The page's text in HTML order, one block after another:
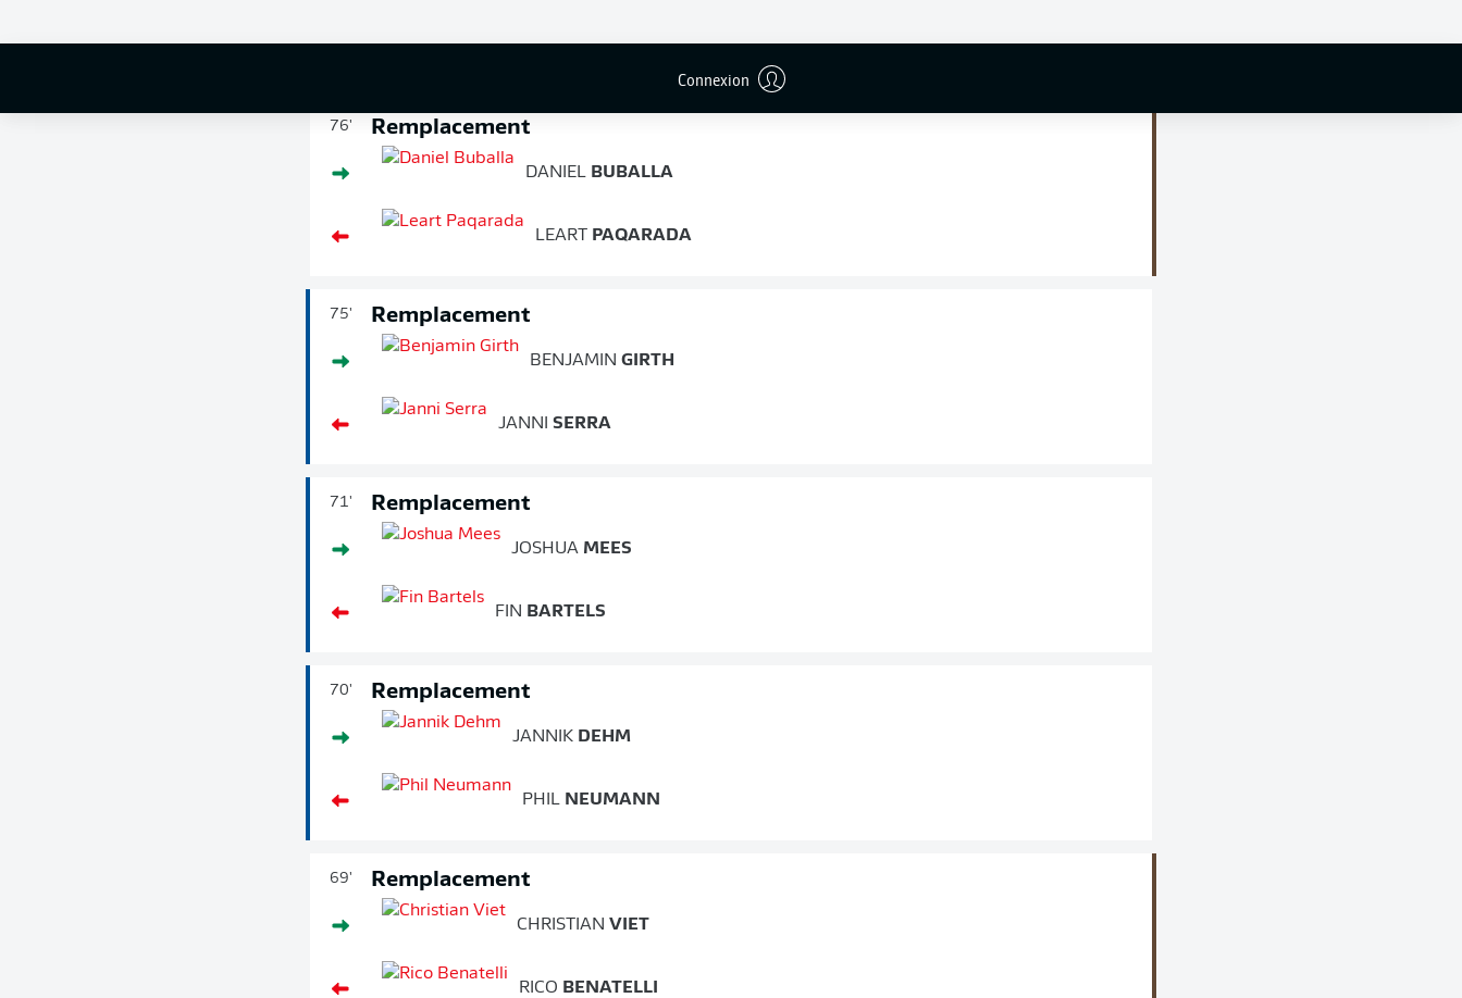
Connexion
76' Remplacement
DANIEL BUBALLA
LEART PAQARADA
75' Remplacement
BENJAMIN GIRTH
JANNI SERRA
71' Remplacement
JOSHUA MEES
FIN BARTELS
70' Remplacement
JANNIK DEHM
PHIL NEUMANN
69' Remplacement
CHRISTIAN VIET
RICO BENATELLI